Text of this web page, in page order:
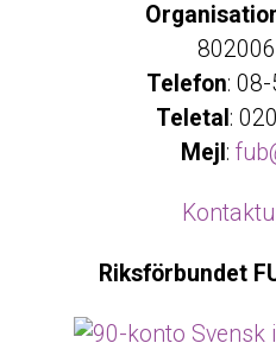
Telefon:
Teletal :
Mejl :
Riksförbundet